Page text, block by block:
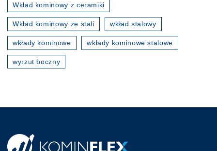
Wkład kominowy z ceramiki
Wkład kominowy ze stali wkład stalowy
wkłady kominowe wkłady kominowe stalowe
wyrzut boczny